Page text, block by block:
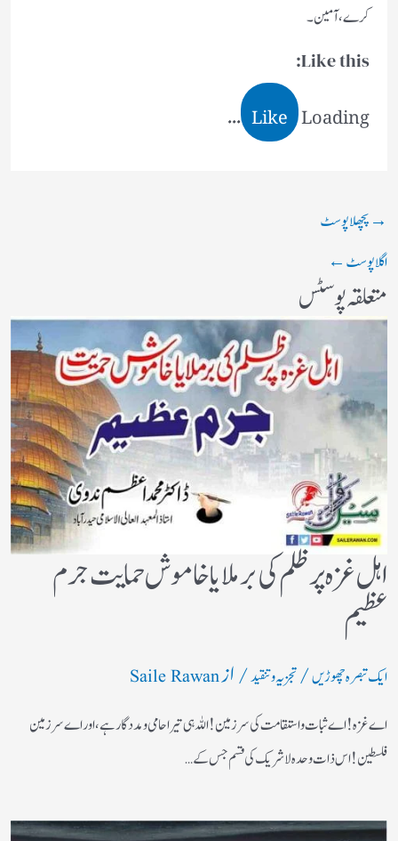
كرے، آمين۔
Like this:
Like Loading...
→پچھلا پوسٹ
اگلا پوسٹ←
متعلقہ پوسٹس
اہل غزہ پر ظلم کی برملا یا خاموش حمایت جرم
عظیم
ایک تبصرہ چھوڑیں/تجزیہ و تنقید/ ازSaile Rawan
اے غزہ! اے ثبات واستقامت کی سرزمین! اللہ ہی تیرا حامی ومددگار ہے، اور اے سرزمین
فلسطین! اس ذات وحدہ لاشریک کی قسم جس کے…